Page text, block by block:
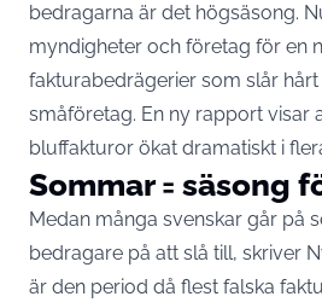
bedragarna är det högsäsong.
myndigheter och företag för en
fakturabedrägerier som slår
småföretag. En ny rapport visar
bluffakturor ökat dramatiskt i
Sommar = säsong
Medan många svenskar går på
bedragare på att slå till, skriver
är den period då flest falska